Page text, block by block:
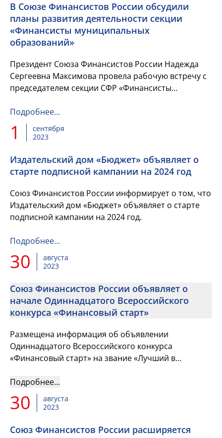
В Союзе Финансистов России обсудили
планы развития деятельности секции
«Финансисты муниципальных
образований»
Президент Союза Финансистов России Надежда
Сергеевна Максимова провела рабочую встречу с
председателем секции СФР «Финансисты
Николаевичем Богданцевым, а Генер...
Подробнее…
1
сентября
2023
Издательский дом «Бюджет» объявляет о
старте подписной кампании на 2024 год
Союз Финансистов России информирует о том, что
Издательский дом «Бюджет» объявляет о старте
подписной кампании на 2024 год.
Подробнее…
30
августа
2023
Союз Финансистов России объявляет о
начале Одиннадцатого Всероссийского
конкурса «Финансовый старт»
Размещена информация об объявлении
Одиннадцатого Всероссийского конкурса
«Финансовый старт» на звание «Лучший в
финансист»
Подробнее…
30
августа
2023
Союз Финансистов России расширяется